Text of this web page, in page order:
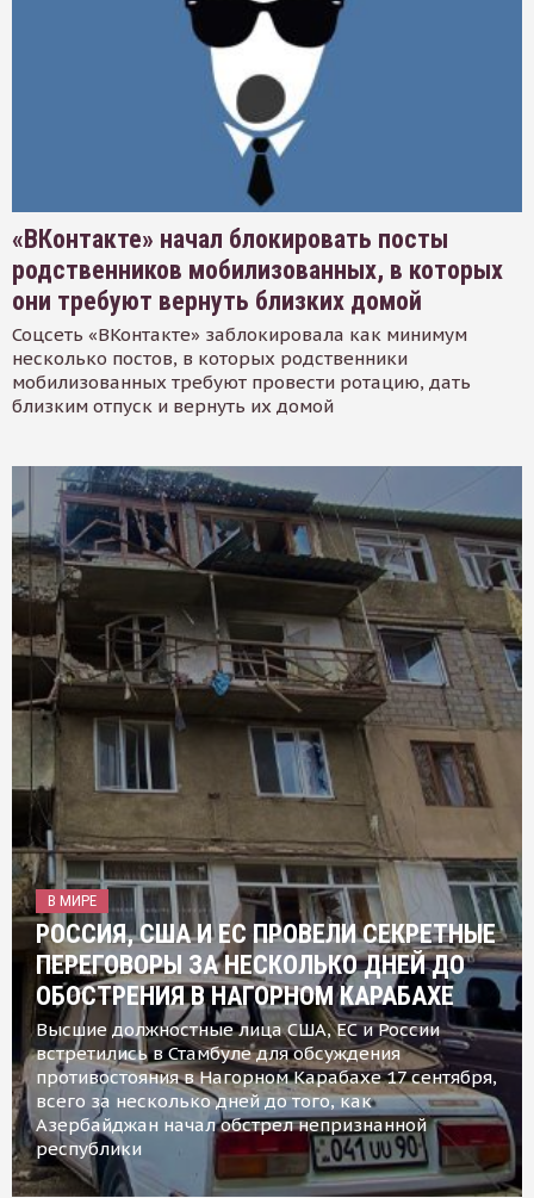
«ВКонтакте» начал блокировать посты
родственников мобилизованных, в которых
они требуют вернуть близких домой
Соцсеть «ВКонтакте» заблокировала как минимум
несколько постов, в которых родственники
мобилизованных требуют провести ротацию, дать
близким отпуск и вернуть их домой
В МИРЕ
РОССИЯ, США И ЕС ПРОВЕЛИ СЕКРЕТНЫЕ
ПЕРЕГОВОРЫ ЗА НЕСКОЛЬКО ДНЕЙ ДО
ОБОСТРЕНИЯ В НАГОРНОМ КАРАБАХЕ
Высшие должностные лица США, ЕС и России
встретились в Стамбуле для обсуждения
противостояния в Нагорном Карабахе 17 сентября,
всего за несколько дней до того, как
Азербайджан начал обстрел непризнанной
республики